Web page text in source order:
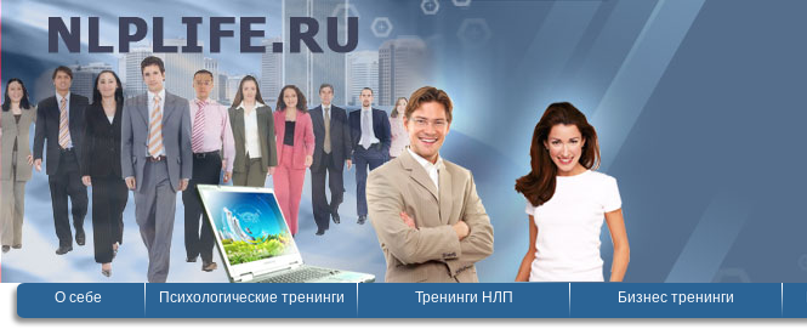
О себе Психологические тренинги Тренинги НЛП Бизнес тренинги